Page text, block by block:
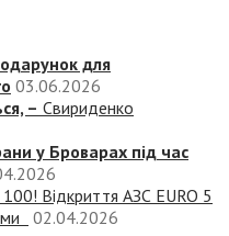
для
03.06.2026
– Свириденко
у Броварах під час
Відкриття АЗС EURO 5
02.04.2026